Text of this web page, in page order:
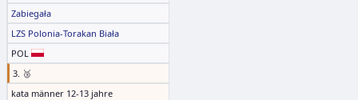
Zabiegała
LZS Polonia-Torakan Biała
POL
3. 🥉
kata männer 12-13 jahre